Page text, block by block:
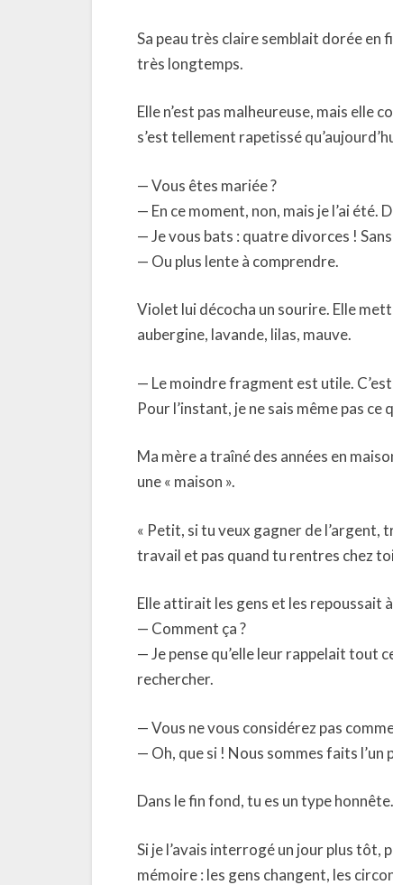
Sa peau très claire semblait dorée en
très longtemps.
Elle n’est pas malheureuse, mais elle
s’est tellement rapetissé
— Vous êtes mariée ?
— En ce moment, non, mais je l’ai été.
— Je vous bats : quatre divorces !
— Ou plus lente à comprendre.
Violet lui décocha un sourire. Elle
aubergine, lavande, lilas, mauve.
— Le moindre fragment est utile.
Pour l’instant, je ne sais même pas ce
Ma mère a traîné des années en
une « maison ».
« Petit, si tu veux gagner de l’argent,
travail et pas quand tu rentres chez
Elle attirait les gens et les repoussait
— Comment ça ?
— Je pense qu’elle leur rappelait tout
rechercher.
— Vous ne vous considérez pas
— Oh, que si ! Nous sommes faits l’un
Dans le fin fond, tu es un type
Si je l’avais interrogé un jour plus tôt,
mémoire : les gens changent, les